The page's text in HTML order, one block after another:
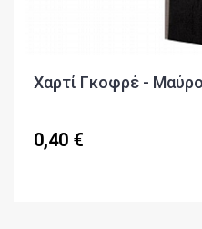
Χαρτί Γκοφρέ -
0,40 €